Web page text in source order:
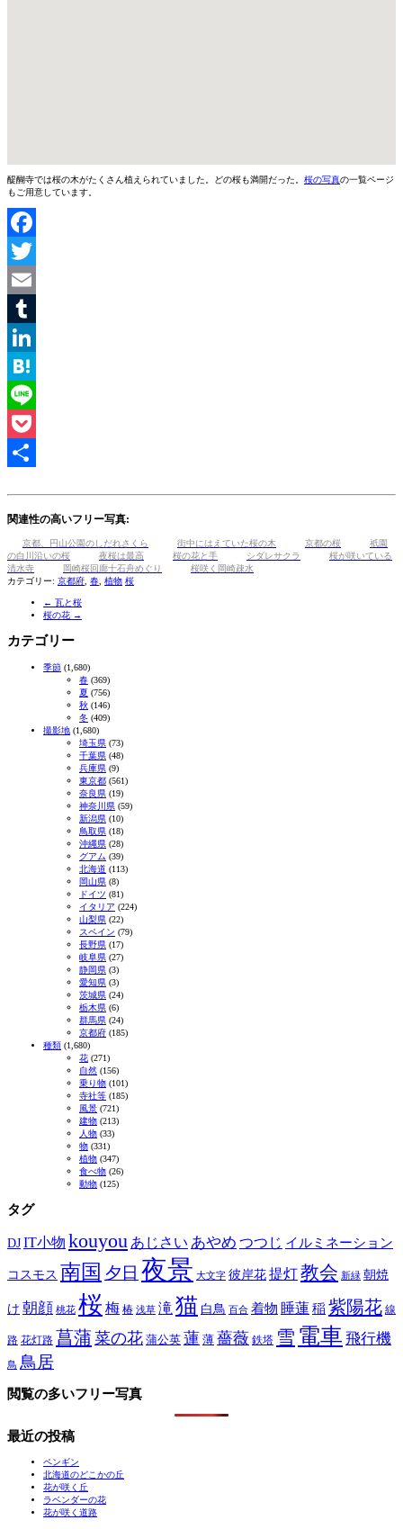
醍醐寺では桜の木がたくさん植えられていました。どの桜も満開だった。 桜の写真の一覧ページ
もご用意しています。
Facebook
Twitter
Email
Tumblr
LinkedIn
Hatena
Line
Pocket
関連性の高いフリー写真:
京都、円山公園のしだれさくら 街中にはえていた桜の木 京都の桜
祇園
の白川沿いの桜
夜桜は最高 桜の花と手 シダレサクラ
桜が咲いている
清水寺
岡崎桜回廊十石舟めぐり
桜咲く岡崎疎水
カテゴリー: 京都府 春 植物 桜
← 瓦と桜
桜の花 →
カテゴリー
季節 (1,680)
春 (369)
夏 (756)
秋 (146)
冬 (409)
撮影地 (1,680)
埼玉県 (73)
千葉県 (48)
兵庫県 (9)
東京都 (561)
奈良県 (19)
神奈川県 (59)
新潟県 (10)
鳥取県 (18)
沖縄県 (28)
グアム (39)
北海道 (113)
岡山県 (8)
ドイツ (81)
イタリア (224)
山梨県 (22)
スペイン (79)
長野県 (17)
岐阜県 (27)
静岡県 (3)
愛知県 (3)
茨城県 (24)
栃木県 (6)
群馬県 (24)
京都府 (185)
種類 (1,680)
花 (271)
自然 (156)
乗り物 (101)
寺社等 (185)
風景 (721)
建物 (213)
人物 (33)
物 (331)
植物 (347)
食べ物 (26)
動物 (125)
タグ
DJIT小物 kouyou あじさい あやめ つつじ イルミネーション
コスモス 南国 夕日 夜景 大文字 彼岸花提灯教会 新緑 朝焼
け 朝顔 桃花 桜 梅 椿 浅草 滝猫 白鳥 百合 着物 睡蓮 稲紫陽花 線
路 花灯路 菖蒲 菜の花 蒲公英 蓮 薄 薔薇 鉄塔 雪 電車 飛行機
鳥 鳥居
閲覧の多いフリー写真
最近の投稿
ペンギン
北海道のどこかの丘
花が咲く丘
ラベンダーの花
花が咲く道路